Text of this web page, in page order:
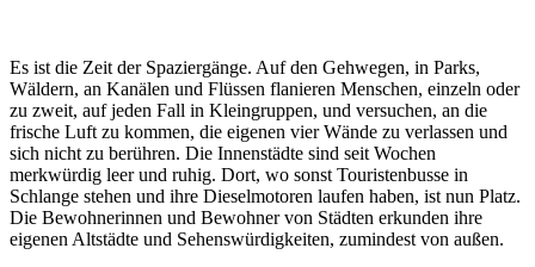
Es ist die Zeit der Spaziergänge. Auf den Gehwegen, in Parks,
Wäldern, an Kanälen und Flüssen flanieren Menschen, einzeln oder
zu zweit, auf jeden Fall in Kleingruppen, und versuchen, an die
frische Luft zu kommen, die eigenen vier Wände zu verlassen und
sich nicht zu berühren. Die Innenstädte sind seit Wochen
merkwürdig leer und ruhig. Dort, wo sonst Touristenbusse in
Schlange stehen und ihre Dieselmotoren laufen haben, ist nun Platz.
Die Bewohnerinnen und Bewohner von Städten erkunden ihre
eigenen Altstädte und Sehenswürdigkeiten, zumindest von außen.